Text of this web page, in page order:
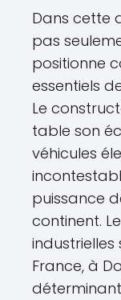
Dans cette
pas
positionne
essentiels
Le
table son
véhicules
puissance
continent.
France, à